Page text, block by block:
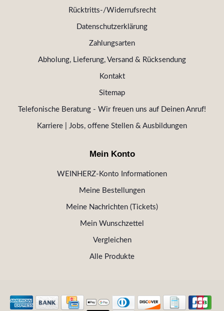
Rücktritts-/Widerrufsrecht
Datenschutzerklärung
Zahlungsarten
Abholung, Lieferung, Versand & Rücksendung
Kontakt
Sitemap
Telefonische Beratung - Wir freuen uns auf Deinen Anruf!
Karriere | Jobs, offene Stellen & Ausbildungen
Mein Konto
WEINHERZ-Konto Informationen
Meine Bestellungen
Meine Nachrichten (Tickets)
Mein Wunschzettel
Vergleichen
Alle Produkte